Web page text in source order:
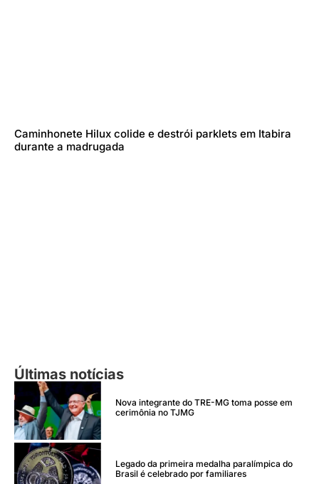
Caminhonete Hilux colide e destrói parklets em Itabira
durante a madrugada
Últimas notícias
Nova integrante do TRE-MG toma posse em
cerimônia no TJMG
Legado da primeira medalha paralímpica do
Brasil é celebrado por familiares